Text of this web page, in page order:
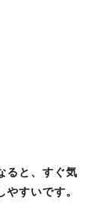
ると、すぐ気
やすいです。